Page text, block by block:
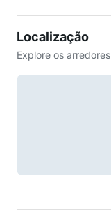
Localização
Explore os arredores